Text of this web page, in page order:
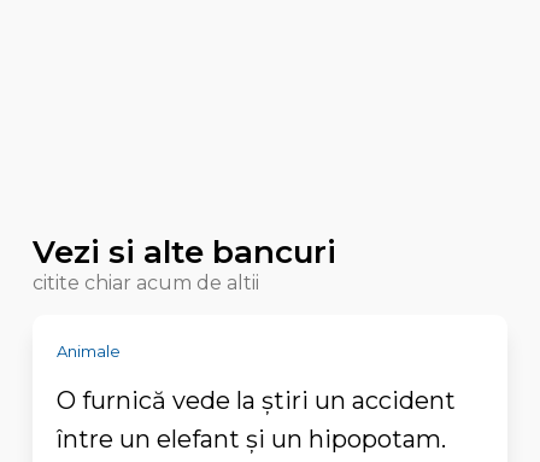
Vezi si alte bancuri
citite chiar acum de altii
Animale
O furnică vede la știri un accident
între un elefant și un hipopotam.